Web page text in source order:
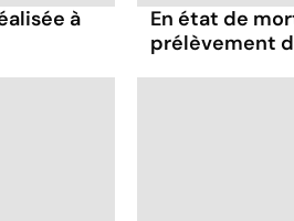
à
En état de
prélèvement